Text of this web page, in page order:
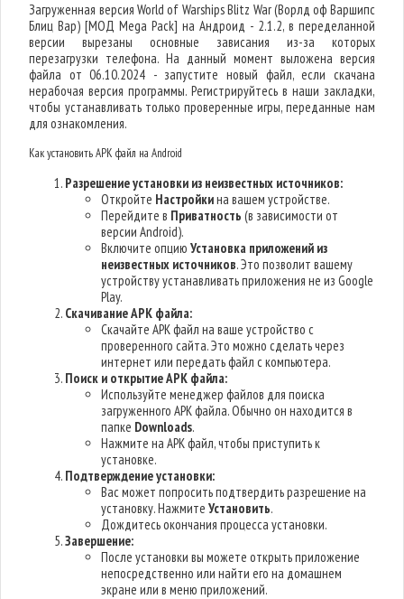
Загруженная версия World of Warships Blitz War (Ворлд оф Варшипс
Блиц Вар) [МОД Mega Pack] на Андроид - 2.1.2, в переделанной
версии вырезаны основные зависания из-за которых
перезагрузки телефона. На данный момент выложена версия
файла от 06.10.2024 - запустите новый файл, если скачана
нерабочая версия программы. Регистрируйтесь в наши закладки,
чтобы устанавливать только проверенные игры, переданные нам
для ознакомления.
Как установить APK файл на Android
Разрешение установки из неизвестных источников:
Откройте Настройкина вашем устройстве.
Перейдите в Приватность (в зависимости от
версии Android).
Включите опциюУстановка приложений из
неизвестных источников. Это позволит вашему
устройству устанавливать приложения не из Google
Play.
Скачивание APK файла:
Скачайте APK файл на ваше устройство с
проверенного сайта. Это можно сделать через
интернет или передать файл с компьютера.
Поиск и открытие APK файла:
Используйте менеджер файлов для поиска
загруженного APK файла. Обычно он находится в
папке Downloads.
Нажмите на APK файл, чтобы приступить к
установке.
Подтверждение установки:
Вас может попросить подтвердить разрешение на
установку. НажмитеУстановить.
Дождитесь окончания процесса установки.
Завершение:
После установки вы можете открыть приложение
непосредственно или найти его на домашнем
экране или в меню приложений.